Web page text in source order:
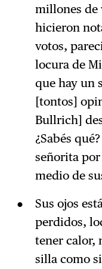
millones de
hicieron
votos,
locura de
que hay un
[tontos]
Bullrich]
¿Sabés
señorita
medio de
Sus ojos
perdidos,
tener calor,
silla como